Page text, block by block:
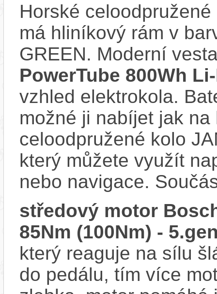
Horské
má hliníkový rám v
GREEN. Moderní
PowerTube 800Wh
vzhled elektrokola.
možné ji nabíjet jak
celoodpružené kolo
který můžete využít
nebo navigace.
středový motor
85Nm (100Nm) -
který reaguje na sílu
do pedálu, tím více